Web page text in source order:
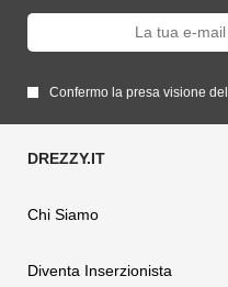
Confermo la presa visione
Chi Siamo
Diventa Inserzionista